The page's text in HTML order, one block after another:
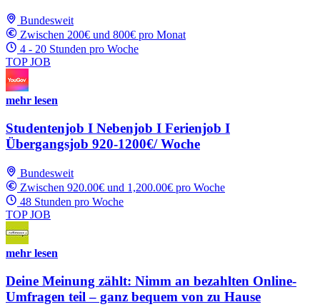
Bundesweit
Zwischen 200€ und 800€ pro Monat
4 - 20 Stunden pro Woche
TOP JOB
mehr lesen
Studentenjob I Nebenjob I Ferienjob I
Übergangsjob 920-1200€/ Woche
Bundesweit
Zwischen 920.00€ und 1,200.00€ pro Woche
48 Stunden pro Woche
TOP JOB
mehr lesen
Deine Meinung zählt: Nimm an bezahlten Online-
Umfragen teil – ganz bequem von zu Hause